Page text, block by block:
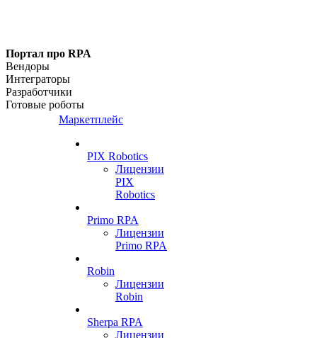
Портал про RPA
Вендоры
Интеграторы
Разработчики
Готовые роботы
Маркетплейс
PIX Robotics
Лицензии
PIX
Robotics
Primo RPA
Лицензии
Primo RPA
Robin
Лицензии
Robin
Sherpa RPA
Лицензии